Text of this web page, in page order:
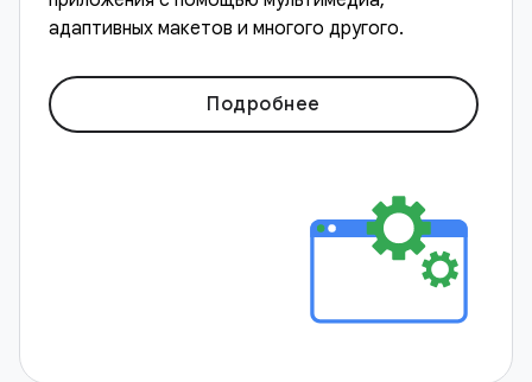
адаптивных макетов и многого другого.
Подробнее